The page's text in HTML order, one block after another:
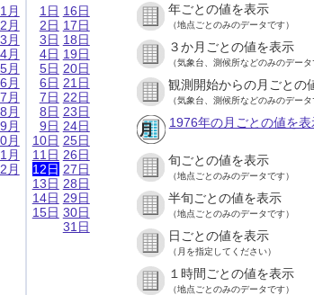
1月
2月
3月
4月
5月
6月
7月
8月
9月
月
月
月
1日
2日
3日
4日
5日
6日
7日
8日
9日
10日
11日
12日
13日
14日
15日
16日
17日
18日
19日
20日
21日
22日
23日
24日
25日
26日
27日
28日
29日
30日
31日
年ごとの値を表示
（地点ごとのみのデータです）
３か月ごとの値を表示
（気象台、測候所などのみのデータ
観測開始からの月ごとの
（気象台、測候所などのみのデータ
1976年の月ごとの値を表
旬ごとの値を表示
（地点ごとのみのデータです）
半旬ごとの値を表示
（地点ごとのみのデータです）
日ごとの値を表示
（月を指定してください）
１時間ごとの値を表示
（地点ごとのみのデータです）